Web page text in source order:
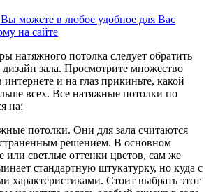
можете в любое удобное для Вас
на сайте
натяжного потолка следует обратить
зала. Просмотрите множество
интернете и на глаз прикиньте, какой
всех. Все натяжные потолки по
на:
потолки. Они для зала считаются
решением. В основном
или светлые оттенки цветов, сам же
стандартную штукатурку, но куда с
характеристиками. Стоит выбрать этот